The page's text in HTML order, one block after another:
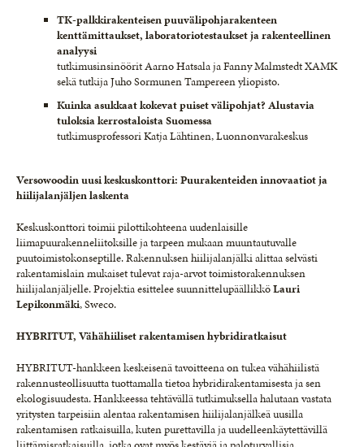
TK-palkkirakenteisen puuvälipohjarakenteen
kenttämittaukset, laboratoriotestaukset ja rakenteellinen
analyysi
tutkimusinsinöörit Aarno Hatsala ja Fanny Malmstedt XAMK
sekä tutkija Juho Sormunen Tampereen yliopisto.
Kuinka asukkaat kokevat puiset välipohjat? Alustavia
tuloksia kerrostaloista Suomessa
tutkimusprofessori Katja Lähtinen, Luonnonvarakeskus
Versowoodin uusi keskuskonttori: Puurakenteiden innovaatiot ja
hiilijalanjäljen laskenta
Keskuskonttori toimii pilottikohteena uudenlaisille
liimapuurakenneliitoksille ja tarpeen mukaan muuntautuvalle
puutoimistokonseptille. Rakennuksen hiilijalanjälki alittaa selvästi
rakentamislain mukaiset tulevat raja-arvot toimistorakennuksen
hiilijalanjäljelle. Projektia esittelee suunnittelupäällikköLauri
Lepikonmäki, Sweco.
HYBRITUT, Vähähiiliset rakentamisen hybridiratkaisut
HYBRITUT-hankkeen keskeisenä tavoitteena on tukea vähähiilistä
rakennusteollisuutta tuottamalla tietoa hybridirakentamisesta ja sen
ekologisuudesta. Hankkeessa tehtävällä tutkimuksella halutaan vastata
yritysten tarpeisiin alentaa rakentamisen hiilijalanjälkeä uusilla
rakentamisen ratkaisuilla, kuten purettavilla ja uudelleenkäytettävillä